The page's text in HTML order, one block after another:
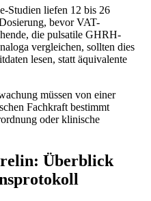
Studien liefen 12 bis 26
bevor VAT-
die pulsatile GHRH-
vergleichen, sollten dies
lesen, statt äquivalente
müssen von einer
Fachkraft bestimmt
oder klinische
Überblick